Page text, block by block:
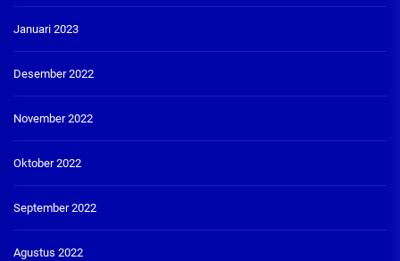
Januari 2023
Desember 2022
November 2022
Oktober 2022
September 2022
Agustus 2022